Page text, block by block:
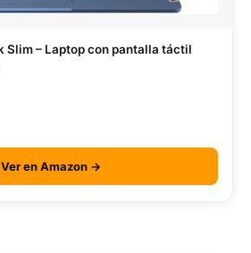
Slim – Laptop con pantalla táctil
Ver en Amazon →